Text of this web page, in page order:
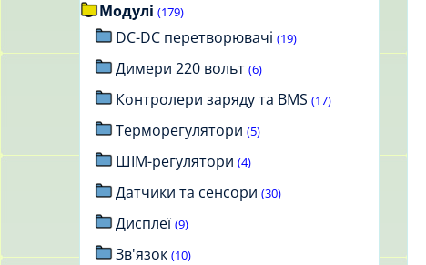
Модулі (179)
DC-DC перетворювачі (19)
Димери 220 вольт (6)
Контролери заряду та BMS (17)
Терморегулятори (5)
ШІМ-регулятори (4)
Датчики та сенсори (30)
Дисплеї (9)
Зв'язок (10)